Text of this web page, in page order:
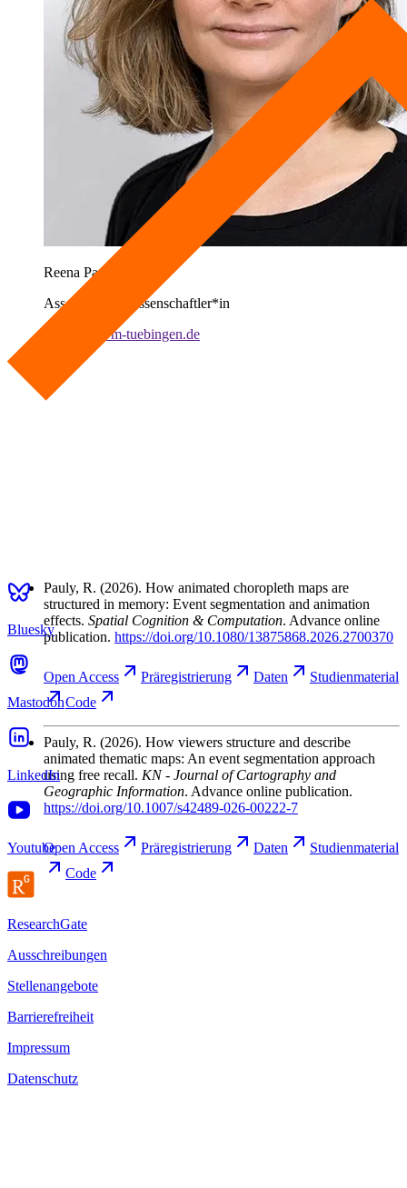
Reena Pauly
Assoziierte*r Wissenschaftler*in
r.pauly@iwm-tuebingen.de
Pauly, R. (2026). How animated choropleth maps are
structured in memory: Event segmentation and animation
effects. Spatial Cognition & Computation. Advance online
publication. https://doi.org/10.1080/13875868.2026.2700370
Open Access Präregistrierung Daten
Studienmaterial
Code
Pauly, R. (2026). How viewers structure and describe
animated thematic maps: An event segmentation approach
using free recall. KN - Journal of Cartography and
Geographic Information. Advance online publication.
https://doi.org/10.1007/s42489-026-00222-7
Open Access Präregistrierung Daten
Studienmaterial
Code
Bluesky
Mastodon
LinkedIn
Youtube
ResearchGate
Ausschreibungen
Stellenangebote
Barrierefreiheit
Impressum
Datenschutz